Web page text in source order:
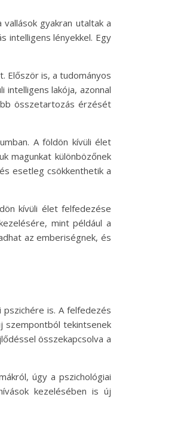
gyakran utaltak a
intelligens lényekkel. Egy
Először is, a tudományos
intelligens lakója, azonnal
összetartozás érzését
A földön kívüli élet
magunkat különbözőnek
esetleg csökkenthetik a
kívüli élet felfedezése
mint például a
az emberiségnek, és
is. A felfedezés
szempontból tekintsenek
összekapcsolva a
úgy a pszichológiai
kezelésében is új